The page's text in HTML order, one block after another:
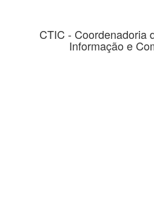
CTIC - Coordenadoria
Informação e